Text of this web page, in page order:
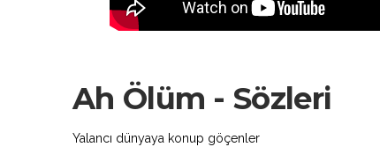
Ah Ölüm - Sözleri
Yalancı dünyaya konup göçenler